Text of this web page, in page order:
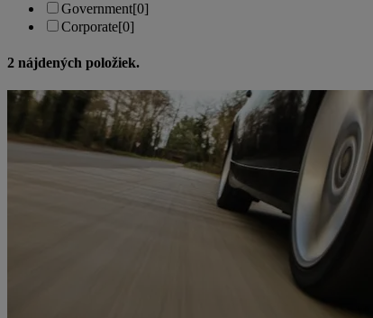
Government[0]
Corporate[0]
2 nájdených položiek.